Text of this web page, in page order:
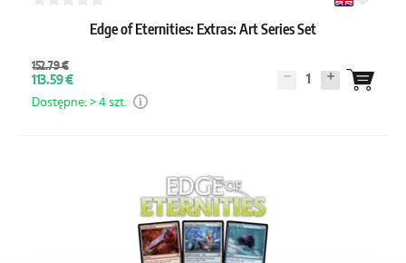
Edge of Eternities: Extras: Art Series Set
152.79 €
113.59 € 1
Dostępne: > 4 szt.